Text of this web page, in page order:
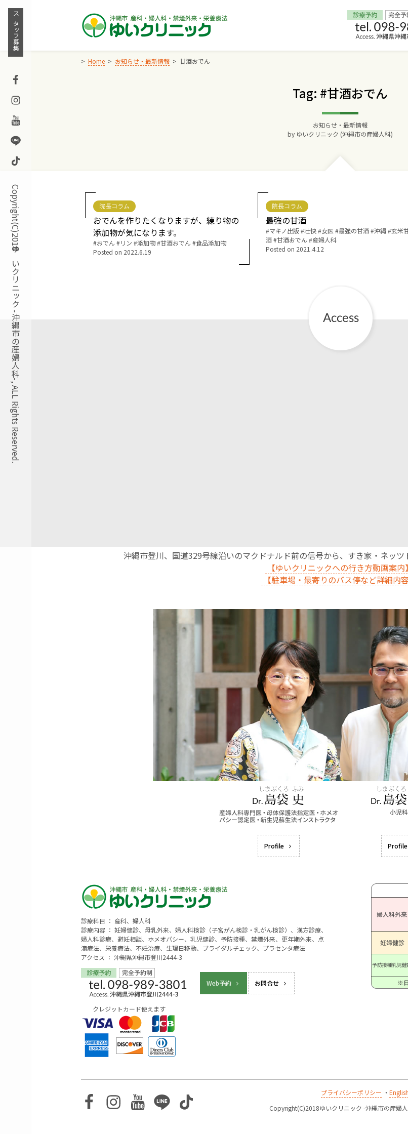
Skip
content
スタッフ募集
Facebook
Instagram
Youtube
Line
TikTok
Copyright(C)2018ゆいクリニック -沖縄市の産婦人科-, ALL Rights Reserved.
Home お知らせ・最新情報 甘酒おでん
Tag: #甘酒おでん
お知らせ・最新情報
by ゆいクリニック (沖縄市の産婦人科)
院長コラム
おでんを作りたくなりますが、練り物の
添加物が気になります。
Tags:
おでん リン 添加物 甘酒おでん
食品添加物
Posted on 2022.6.19
院長コラム
最強の甘酒
Tags:
マキノ出版 壮快 女医 最強の甘酒 沖縄
玄米
酒
甘酒おでん
産婦人科
Posted on 2021.4.12
沖縄市登川、国道329号線沿いのマクドナルド前の信号から、すき家・ネッツ
【ゆいクリニックへの行き方動画案内】
【駐車場・最寄りのバス停など詳細内容
Profile Profile
診療科目 ： 産科、婦人科
診療内容 ： 妊婦健診、母乳外来、婦人科検診（子宮がん検診・乳がん検診）、漢方診療、
婦人科診療、避妊相談、ホメオパシー、乳児健診、予防接種、禁煙外来、更年期外来、点
滴療法、栄養療法、不妊治療、生理日移動、ブライダルチェック、プラセンタ療法
アクセス ： 沖縄県沖縄市登川2444-3
Web予約 お問合せ
クレジットカード使えます
Facebook
Instagram
Youtube
LineTikTok プライバシーポリシー ・
Copyright(C)2018ゆいクリニック -沖縄市の産婦
交通アクセス
院長からのごあいさつ
ゆいクリニックの経営理念
お産について